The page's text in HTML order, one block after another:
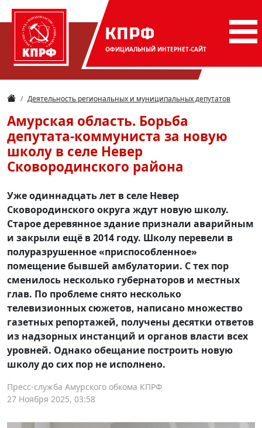
КПРФ
ОФИЦИАЛЬНЫЙ ИНТЕРНЕТ-САЙТ
Деятельность региональных и муниципальных депутатов
Амурская область. Борьба
депутата-коммуниста за новую
школу в селе Невер
Сковородинского района
Уже одиннадцать лет в селе Невер
Сковородинского округа ждут новую школу.
Старое деревянное здание признали аварийным
и закрыли ещё в 2014 году. Школу перевели в
полуразрушенное «приспособленное»
помещение бывшей амбулатории. С тех пор
сменилось несколько губернаторов и местных
глав. По проблеме снято несколько
телевизионных сюжетов, написано множество
газетных репортажей, получены десятки ответов
из надзорных инстанций и органов власти всех
уровней. Однако обещание построить новую
школу до сих пор не исполнено.
Пресс-служба Амурского обкома КПРФ
27 Ноября 2025, 03:58